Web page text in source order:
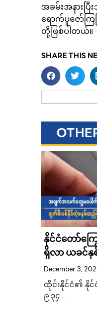
အခမ်းအနားပ
ရောက်ပူဇော်ကြ
တို့ဖြစ်ပါတယ်။
SHARE THIS
နိုင်ငံတော်ကြွ
ရှိလာ ယခင်
လျံမြင့်တက် နို
ရာခိုင်နှုန်းနှ
အစိုးရအဖွဲ့ပြေ
December 3,
ထိုင်းနိုင်ငံ၏ နို
၉.၃၄ …